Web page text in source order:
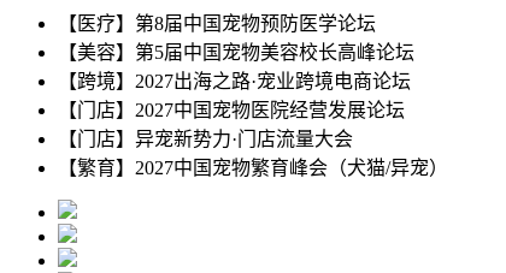
【医疗】 第8届中国宠物预防医学论坛
【美容】 第5届中国宠物美容校长高峰论坛
【跨境】 2027出海之路·宠业跨境电商论坛
【门店】 2027中国宠物医院经营发展论坛
【门店】 异宠新势力·门店流量大会
【繁育】 2027中国宠物繁育峰会（犬猫/异宠）